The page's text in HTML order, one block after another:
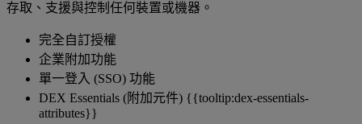
存取、支援與控制任何裝置或機器。
完全自訂授權
企業附加功能
單一登入 (SSO) 功能
DEX Essentials (附加元件) {{tooltip:dex-essentials-
attributes}}